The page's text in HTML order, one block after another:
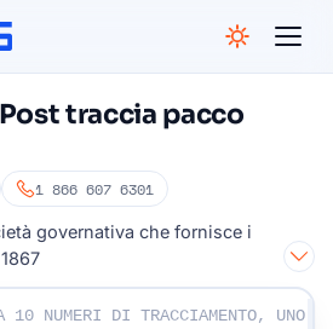
traccia pacco
1 866 607 6301
governativa che fornisce i